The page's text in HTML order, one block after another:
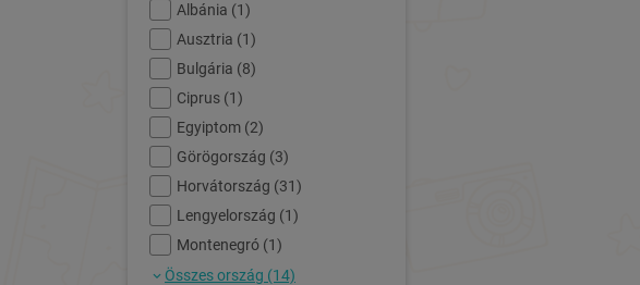
Albánia (1)
Ausztria (1)
Bulgária (8)
Ciprus (1)
Egyiptom (2)
Görögország (3)
Horvátország (31)
Lengyelország (1)
Montenegró (1)
Összes ország (14)